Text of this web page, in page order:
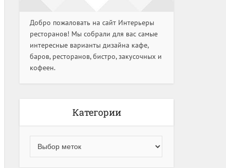
Добро пожаловать на сайт Интерьеры
ресторанов! Мы собрали для вас самые
интересные варианты дизайна кафе,
баров, ресторанов, бистро, закусочных и
кофеен.
Категории